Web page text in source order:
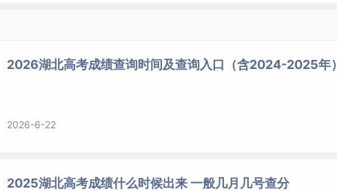
2026湖北高考成绩查询时间及查询入口（含2024-2025年）
2026-6-22
2025湖北高考成绩什么时候出来 一般几月几号查分